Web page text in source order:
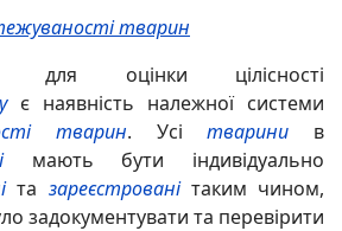
тварин
для оцінки цілісності
є наявність належної системи
тварин. Усітварини в
мають бути індивідуально
та зареєстрованітаким чином,
задокументувати та перевірити